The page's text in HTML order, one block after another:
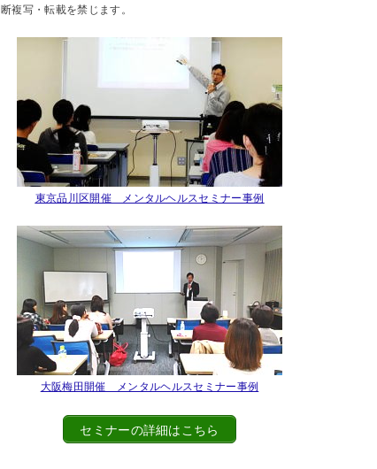
断複写・転載を禁じます。
東京品川区開催 メンタルヘルスセミナー事例
大阪梅田開催 メンタルヘルスセミナー事例
セミナーの詳細はこちら